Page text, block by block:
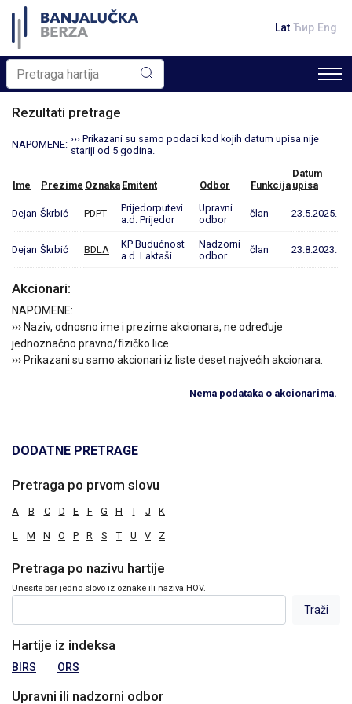
Lat Ћир Eng
Rezultati pretrage
NAPOMENE: ››› Prikazani su samo podaci kod kojih datum upisa nije
stariji od 5 godina.
Ime Prezime Oznaka Emitent Odbor Funkcija
Datum
upisa
Dejan Škrbić PDPT
Prijedorputevi
a.d. Prijedor
Upravni
odbor
član 23.5.2025.
Dejan Škrbić BDLA
KP Budućnost
a.d. Laktaši
Nadzorni
odbor
član 23.8.2023.
Akcionari:
NAPOMENE:
››› Naziv, odnosno ime i prezime akcionara, ne određuje
jednoznačno pravno/fizičko lice.
››› Prikazani su samo akcionari iz liste deset najvećih akcionara.
Nema podataka o akcionarima.
DODATNE PRETRAGE
Pretraga po prvom slovu
A B C D E F G H I J K
L M N O P R S T U V Z
Pretraga po nazivu hartije
Unesite bar jedno slovo iz oznake ili naziva HOV.
Hartije iz indeksa
BIRS ORS
Upravni ili nadzorni odbor